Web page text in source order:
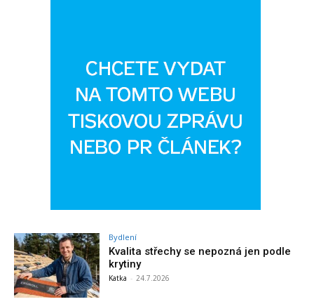
Bydlení
Kvalita střechy se nepozná jen podle
krytiny
Katka - 24.7.2026